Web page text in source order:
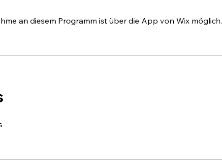
an diesem Programm ist über die App von Wix möglich.